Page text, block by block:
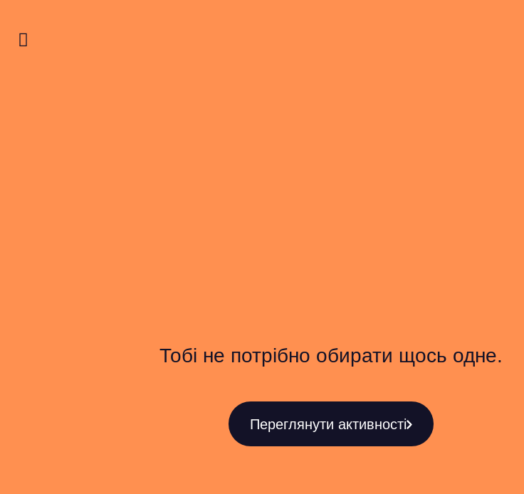
Тобі не потрібно обирати щось одне.
Переглянути активності